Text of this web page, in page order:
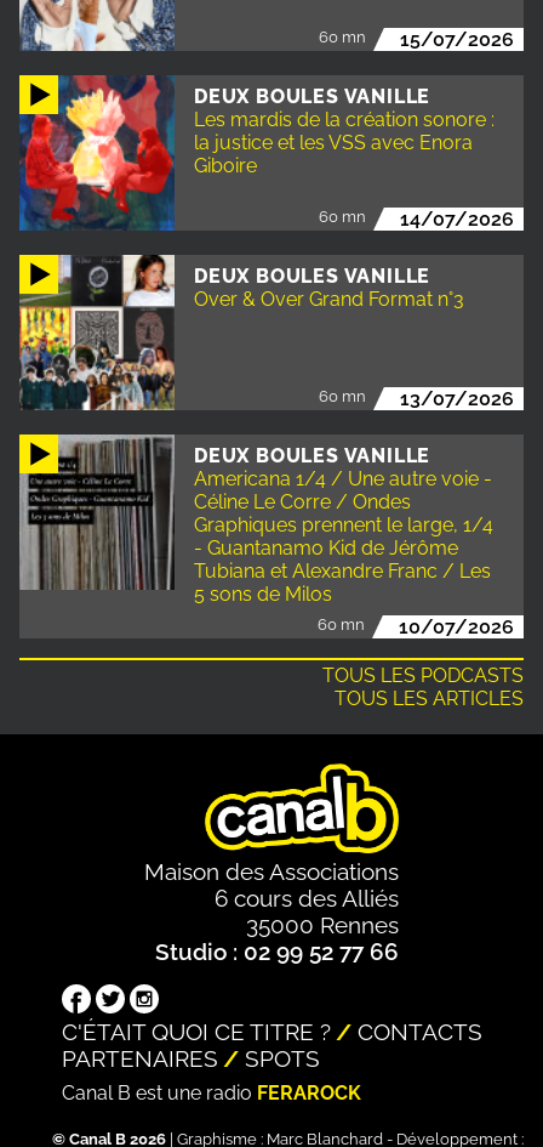
60 mn 15/07/2026
DEUX BOULES VANILLE
Les mardis de la création sonore :
la justice et les VSS avec Enora
Giboire
60 mn 14/07/2026
DEUX BOULES VANILLE
Over & Over Grand Format n°3
60 mn 13/07/2026
DEUX BOULES VANILLE
Americana 1/4 / Une autre voie -
Céline Le Corre / Ondes
Graphiques prennent le large, 1/4
- Guantanamo Kid de Jérôme
Tubiana et Alexandre Franc / Les
5 sons de Milos
60 mn 10/07/2026
TOUS LES PODCASTS
TOUS LES ARTICLES
Maison des Associations
6 cours des Alliés
35000 Rennes
Studio : 02 99 52 77 66
C'ÉTAIT QUOI CE TITRE ?
CONTACTS
PARTENAIRES
SPOTS
Canal B est une radio FERAROCK
© Canal B 2026 | Graphisme : Marc Blanchard - Développement :